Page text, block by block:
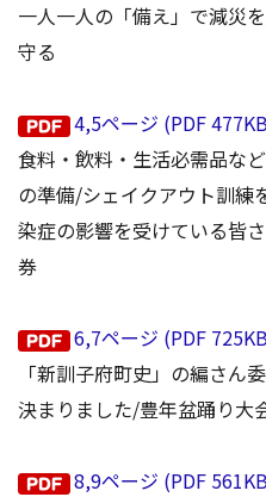
一人一人の「備え」で減災
守る
4,5ページ (PDF
食料・飲料・生活必需品な
の準備/シェイクアウト訓練
染症の影響を受けている皆
券
6,7ページ (PDF
「新訓子府町史」の編さん
決まりました/豊年盆踊り大
8,9ページ (PDF